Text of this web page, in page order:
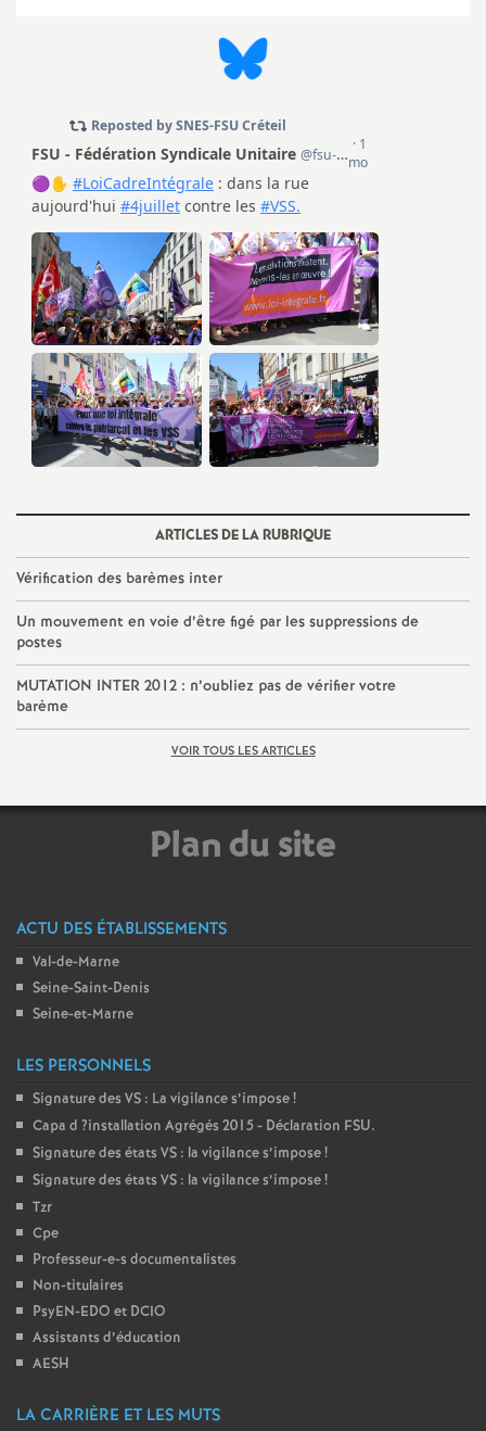
n
s
d
e
S
e
c
o
n
d
d
e
é
r
l
ARTICLES DE LA RUBRIQUE
Vérification des barèmes inter
Un mouvement en voie d’être figé par les suppressions de
postes
MUTATION INTER 2012 : n’oubliez pas de vérifier votre
barème
VOIR TOUS LES ARTICLES
Plan du site
ACTU DES ÉTABLISSEMENTS
Val-de-Marne
Seine-Saint-Denis
Seine-et-Marne
LES PERSONNELS
Signature des VS : La vigilance s’impose!
Capa d ?installation Agrégés 2015 - Déclaration FSU.
Signature des états VS : la vigilance s’impose!
Signature des états VS : la vigilance s’impose!
Tzr
Cpe
Professeur-e-s documentalistes
Non-titulaires
PsyEN-EDO et DCIO
Assistants d’éducation
AESH
LA CARRIÈRE ET LES MUTS